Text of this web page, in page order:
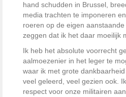
hand schudden in Brussel,
media trachten te imponeren
roeren op de eigen
zeggen dat ik het daar moeilijk
Ik heb het absolute voorrecht
aalmoezenier in het leger te
waar ik met grote
veel geleerd, veel gezien ook.
respect voor onze militairen